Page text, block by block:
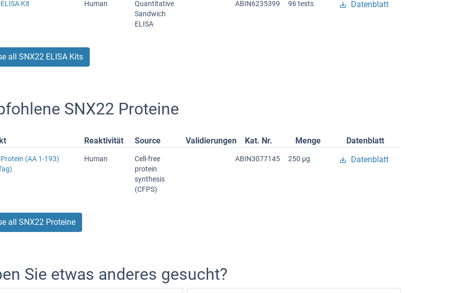
Kit Human
Quantitative
Sandwich
ELISA
ABIN6235399 96 tests Datenblatt
all SNX22 ELISA Kits
SNX22 Proteine
Reaktivität Source Validierungen Kat. Nr. Menge Datenblatt
(AA 1-193)
Human
Cell-free
protein
synthesis
(CFPS)
ABIN3077145 250 μg Datenblatt
all SNX22 Proteine
Sie etwas anderes gesucht?